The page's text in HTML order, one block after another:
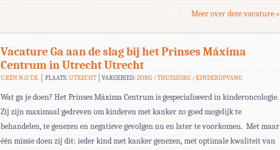
Meer over deze vacature »
Vacature Ga aan de slag bij het Prinses Máxima
Centrum in Utrecht Utrecht
UREN N.O.T.K. PLAATS: UTRECHT VAKGEBIED:ZORG / THUISZORG / KINDEROPVANG
Wat ga je doen? Het Prinses Máxima Centrum is gespecialiseerd in kinderoncologie.
Zij zijn maximaal gedreven om kinderen met kanker zo goed mogelijk te
behandelen, te genezen en negatieve gevolgen nu en later te voorkomen. Met maar
één missie doen zij dit: ieder kind met kanker genezen, met optimale kwaliteit van